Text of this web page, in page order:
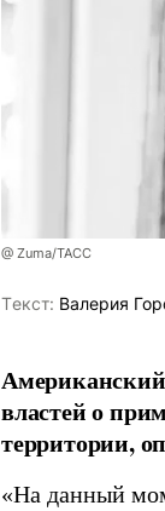
@ Zuma/ТАСС
Tекст: Валерия
властей о
территории,
«На данный